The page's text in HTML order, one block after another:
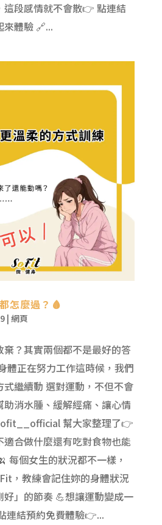
這段感情就不會散👉 點連結
體驗 🔗...
怎麼過？🩸
| 網頁
？其實兩個都不是最好的答
體正在努力工作這時候，我們
繼續動 選對運動，不但不會
助消水腫、緩解經痛、讓心情
幫大家整理了👉
合做什麼還有吃對食物也能
每個女生的狀況都不一樣，
，教練會記住妳的身體狀況
」的節奏 💪想讓運動變成一
連結預約免費體驗👉...